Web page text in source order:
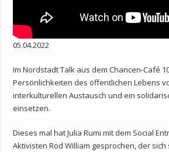
05.04.2022
Im Nordstadt Talk aus dem Chancen-Café
Persönlichkeiten des öffentlichen Lebens
interkulturellen Austausch und ein
einsetzen.
Dieses mal hat Julia Rumi mit dem Social
Aktivisten Rod William gesprochen, der sich